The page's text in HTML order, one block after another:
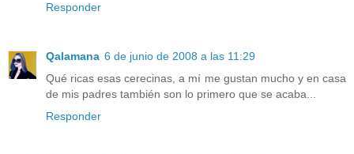
Responder
Qalamana 6 de junio de 2008 a las 11:29
Qué ricas esas cerecinas, a mí me gustan mucho y en casa
de mis padres también son lo primero que se acaba...
Responder